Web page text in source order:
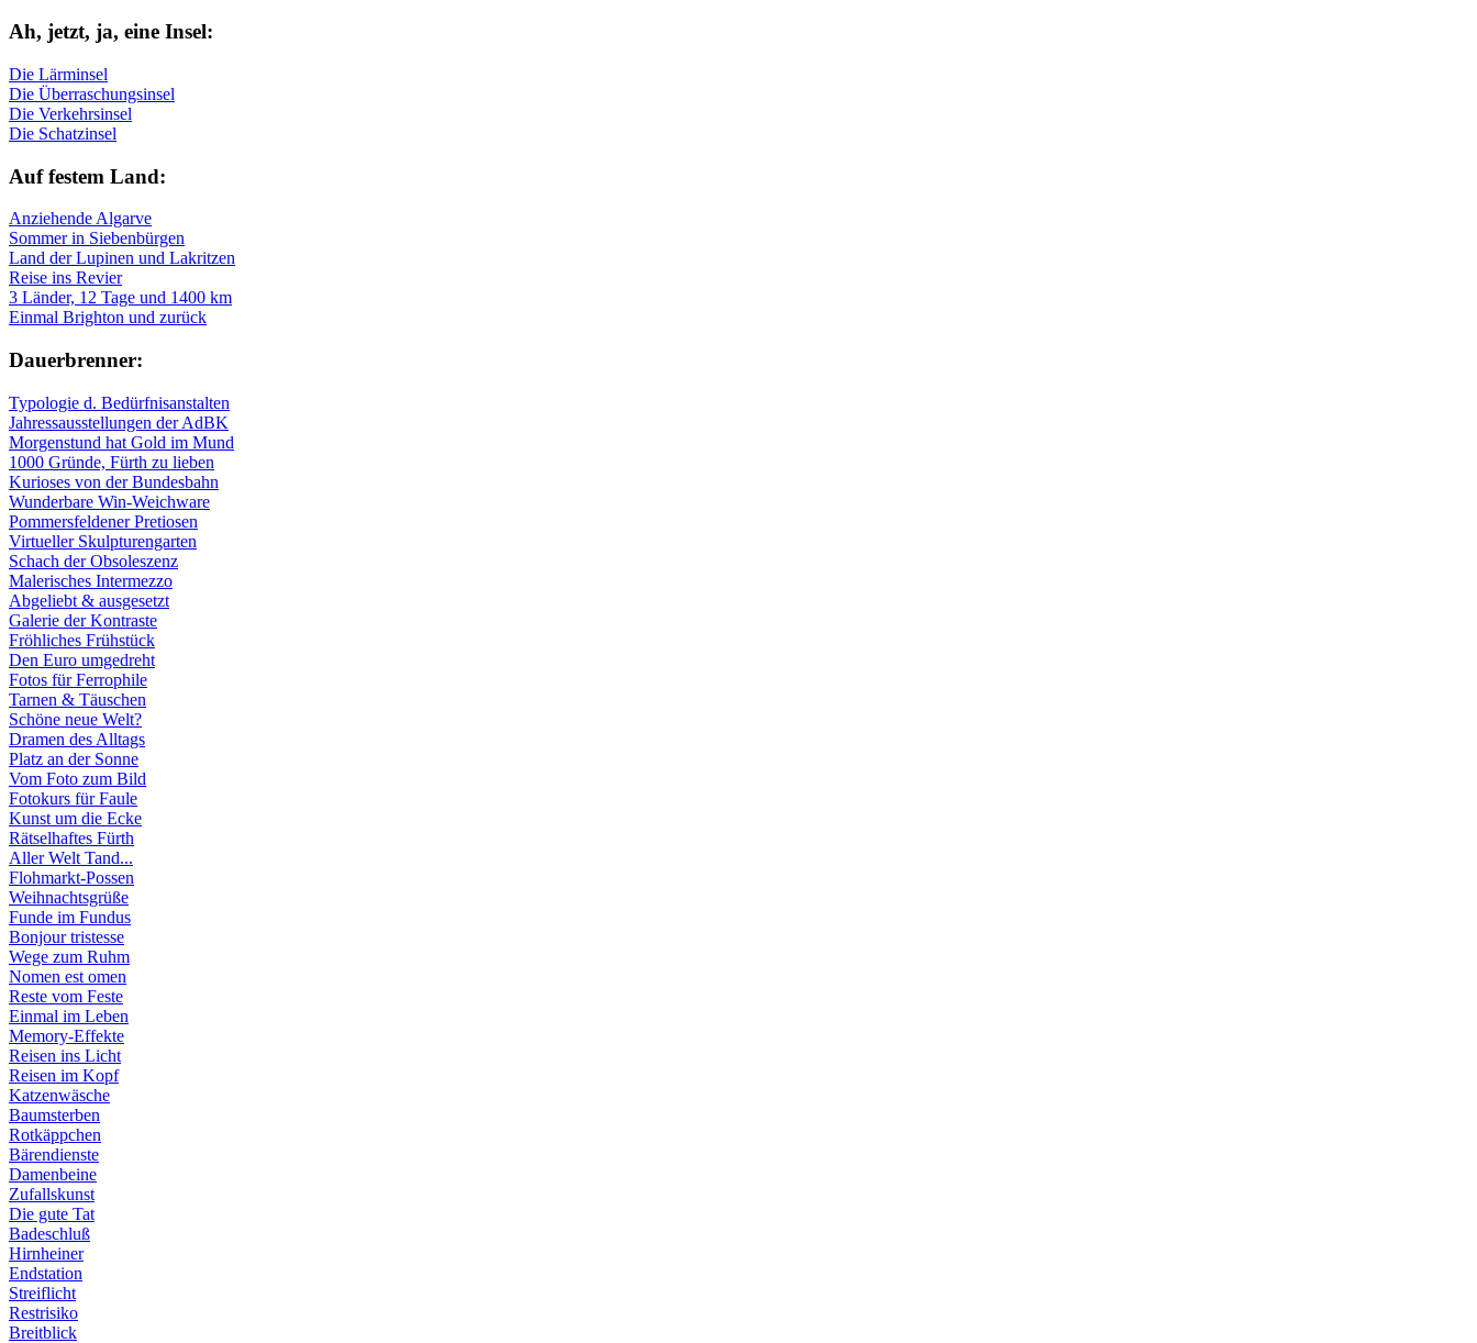
Ah, jetzt, ja, ei­ne In­sel:
Die Lärminsel
Die Überraschungsinsel
Die Verkehrsinsel
Die Schatzinsel
Auf fe­stem Land:
Anziehende Algarve
Sommer in Siebenbürgen
Land der Lupinen und Lakritzen
Reise ins Revier
3 Länder, 12 Tage und 1400 km
Einmal Brighton und zurück
Dau­er­bren­ner:
Typologie d. Bedürfnisanstalten
Jahressausstellungen der AdBK
Morgenstund hat Gold im Mund
1000 Gründe, Fürth zu lieben
Kurioses von der Bundesbahn
Wunderbare Win-Weichware
Pommersfeldener Pretiosen
Virtueller Skulpturengarten
Schach der Obsoleszenz
Malerisches Intermezzo
Abgeliebt & ausgesetzt
Galerie der Kontraste
Fröhliches Frühstück
Den Euro umgedreht
Fotos für Ferrophile
Tarnen & Täuschen
Schöne neue Welt?
Dramen des Alltags
Platz an der Sonne
Vom Foto zum Bild
Fotokurs für Faule
Kunst um die Ecke
Rätselhaftes Fürth
Aller Welt Tand...
Flohmarkt-Possen
Weihnachtsgrüße
Funde im Fundus
Bonjour tristesse
Wege zum Ruhm
Nomen est omen
Reste vom Feste
Einmal im Leben
Memory-Effekte
Reisen ins Licht
Reisen im Kopf
Katzenwäsche
Baumsterben
Rotkäppchen
Bärendienste
Damenbeine
Zufallskunst
Die gute Tat
Badeschluß
Hirnheiner
Endstation
Streiflicht
Restrisiko
Breitblick